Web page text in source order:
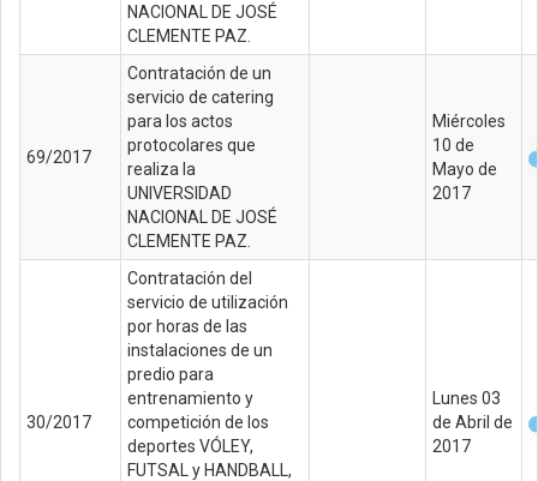
NACIONAL DE JOSÉ
CLEMENTE PAZ.
69/2017
Contratación de un
servicio de catering
para los actos
protocolares que
realiza la
UNIVERSIDAD
NACIONAL DE JOSÉ
CLEMENTE PAZ.
Miércoles
10 de
Mayo de
2017
30/2017
Contratación del
servicio de utilización
por horas de las
instalaciones de un
predio para
entrenamiento y
competición de los
deportes VÓLEY,
FUTSAL y HANDBALL,
Lunes 03
de Abril de
2017